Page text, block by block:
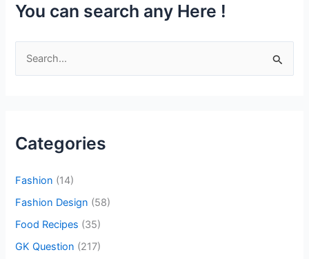
You can search any Here !
h
r
:
Categories
Fashion (14)
Fashion Design (58)
Food Recipes (35)
GK Question (217)